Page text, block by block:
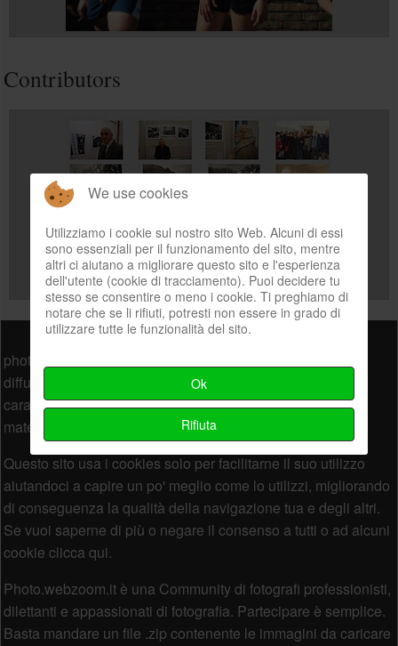
Contributors
Piè di pagina
photo.webzoom.it non costituisce testata giornalistica e la
diffusione di materiale interno al sito non ha comunque
carattere periodico ed è condizionata alla disponibilità del
materiale stesso. Legge n.62 del 7.03.2001
Questo sito usa i cookies solo per facilitarne il suo utilizzo
aiutandoci a capire un po' meglio come lo utilizzi, migliorando
di conseguenza la qualità della navigazione tua e degli altri.
Se vuoi saperne di più o negare il consenso a tutti o ad alcuni
cookie clicca qui.
Photo.webzoom.it è una Community di fotografi professionisti,
dilettanti e appassionati di fotografia. Partecipare è semplice.
Basta mandare un file .zip contenente le immagini da caricare
We use cookies
Utilizziamo i cookie sul nostro sito Web. Alcuni di essi
sono essenziali per il funzionamento del sito, mentre
altri ci aiutano a migliorare questo sito e l'esperienza
dell'utente (cookie di tracciamento). Puoi decidere tu
stesso se consentire o meno i cookie. Ti preghiamo di
notare che se li rifiuti, potresti non essere in grado di
utilizzare tutte le funzionalità del sito.
Ok
Rifiuta